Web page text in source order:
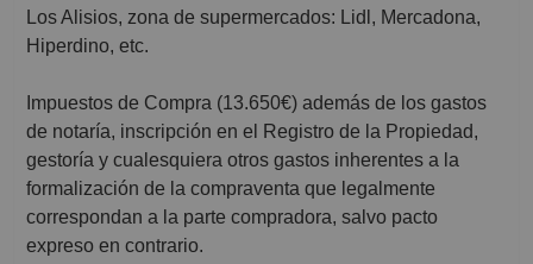
Los Alisios, zona de supermercados: Lidl, Mercadona,
Hiperdino, etc.
Impuestos de Compra (13.650€) además de los gastos
de notaría, inscripción en el Registro de la Propiedad,
gestoría y cualesquiera otros gastos inherentes a la
formalización de la compraventa que legalmente
correspondan a la parte compradora, salvo pacto
expreso en contrario.